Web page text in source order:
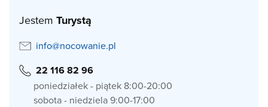
Jestem Turystą
info@nocowanie.pl
22 116 82 96
poniedziałek - piątek 8:00-20:00
sobota - niedziela 9:00-17:00